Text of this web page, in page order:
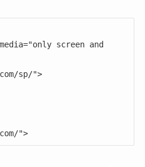
screen and
sp/">
">